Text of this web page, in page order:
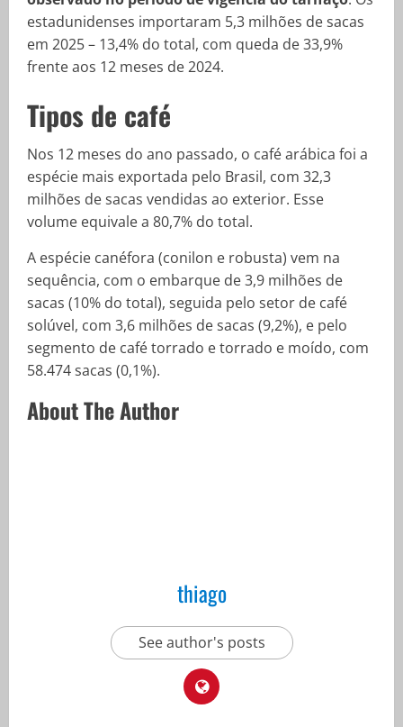
estadunidenses importaram 5,3 milhões de sacas
em 2025 – 13,4% do total, com queda de 33,9%
frente aos 12 meses de 2024.
Tipos de café
Nos 12 meses do ano passado, o café arábica foi a
espécie mais exportada pelo Brasil, com 32,3
milhões de sacas vendidas ao exterior. Esse
volume equivale a 80,7% do total.
A espécie canéfora (conilon e robusta) vem na
sequência, com o embarque de 3,9 milhões de
sacas (10% do total), seguida pelo setor de café
solúvel, com 3,6 milhões de sacas (9,2%), e pelo
segmento de café torrado e torrado e moído, com
58.474 sacas (0,1%).
About The Author
thiago
See author's posts